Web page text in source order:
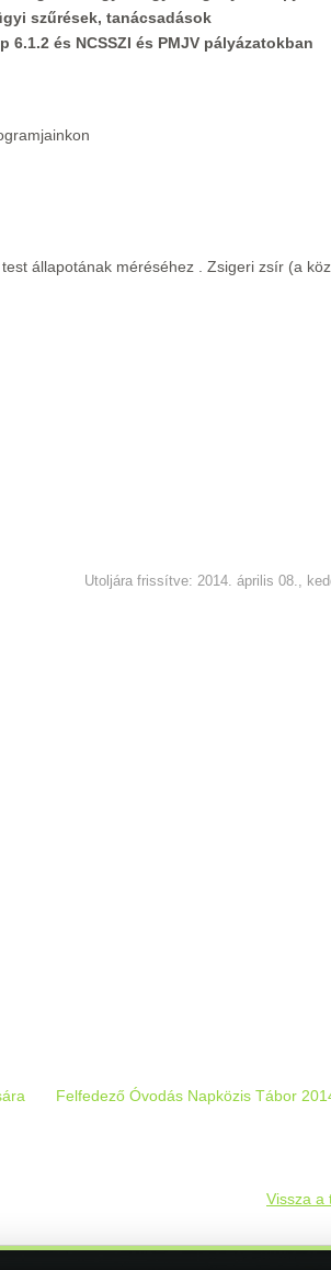
szűrések, tanácsadások
és NCSSZI és PMJV pályázatokban
állapotának méréséhez . Zsigeri zsír (a
Utoljára frissítve: 2014. április 08.,
Felfedező Óvodás Napközis Tábor
Vissza a